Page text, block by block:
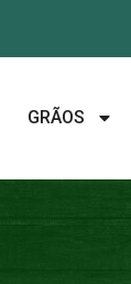
GRÃOS